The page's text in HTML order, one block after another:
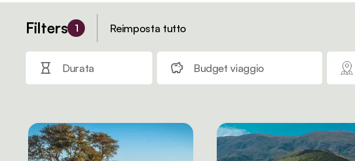
Filters 1 Reimposta tutto
Durata Budget viaggio